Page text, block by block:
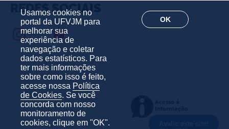
Usamos cookies no
portal da UFVJM para
melhorar sua
experiência de
navegação e coletar
dados estatísticos. Para
ter mais informações
sobre como isso é feito,
acesse nossa Política
de Cookies. Se você
concorda com nosso
monitoramento de
cookies, clique em "OK".
OK
REDES SOCIAIS